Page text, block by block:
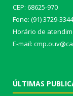
CEP: 68625-970
Fone: (91) 3729-
Horário de
E-mail:
ÚLTIMAS